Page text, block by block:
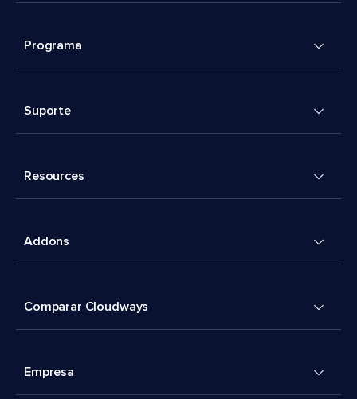
Programa
Suporte
Resources
Addons
Comparar Cloudways
Empresa